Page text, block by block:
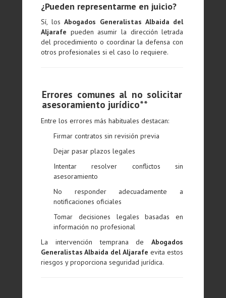
¿Pueden representarme en juicio?
Sí, losAbogados Generalistas Albaida del
Aljarafe pueden asumir la dirección letrada
del procedimiento o coordinar la defensa con
otros profesionales si el caso lo requiere.
Errores comunes al no solicitar
asesoramiento jurídico**
Entre los errores más habituales destacan:
Firmar contratos sin revisión previa
Dejar pasar plazos legales
Intentar resolver conflictos sin
asesoramiento
No responder adecuadamente a
notificaciones oficiales
Tomar decisiones legales basadas en
información no profesional
La intervención temprana deAbogados
Generalistas Albaida del Aljarafe evita estos
riesgos y proporciona seguridad jurídica.